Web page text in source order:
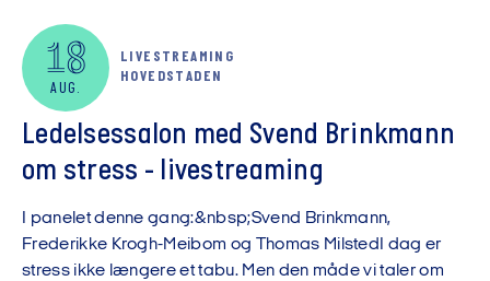
18
AUG.
LIVESTREAMING
HOVEDSTADEN
Ledelsessalon med Svend Brinkmann
om stress - livestreaming
I panelet denne gang:&nbsp;Svend Brinkmann,
Frederikke Krogh-Meibom og Thomas MilstedI dag er
stress ikke længere et tabu. Men den måde vi taler om